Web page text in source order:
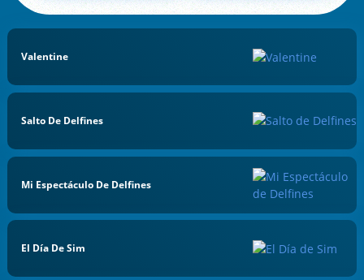
Valentine
Salto De Delfines
Mi Espectáculo De Delfines
El Día De Sim